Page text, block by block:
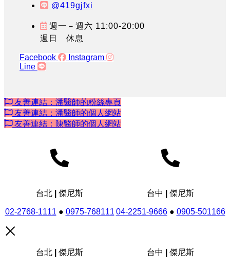
@419gjfxi
週一－週六 11:00-20:00
週日 休息
Facebook
Instagram
Line
友善連結：潘醫師的粉絲專頁
友善連結：潘醫師的個人網站
友善連結：陳醫師的個人網站
台北 | 傑尼斯
02-2768-1111 ● 0975-768111
台中 | 傑尼斯
04-2251-9666● 0905-501166
台北 | 傑尼斯 台中 | 傑尼斯